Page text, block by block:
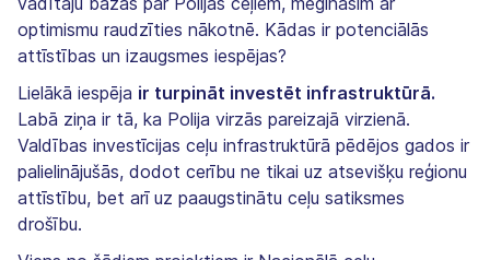
optimismu raudzīties nākotnē. Kādas ir potenciālās
attīstības un izaugsmes iespējas?
Lielākā iespēja ir turpināt investēt infrastruktūrā.
Labā ziņa ir tā, ka Polija virzās pareizajā virzienā.
Valdības investīcijas ceļu infrastruktūrā pēdējos gados ir
palielinājušās, dodot cerību ne tikai uz atsevišķu reģionu
attīstību, bet arī uz paaugstinātu ceļu satiksmes
drošību.